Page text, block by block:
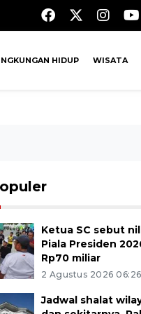
HIDUP WISATA
Ketua SC sebut
Piala Presiden
Rp70 miliar
2 Agustus 2026 06:26
Jadwal shalat